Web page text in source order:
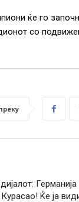
ќе го
со
Германија
Ќе ја